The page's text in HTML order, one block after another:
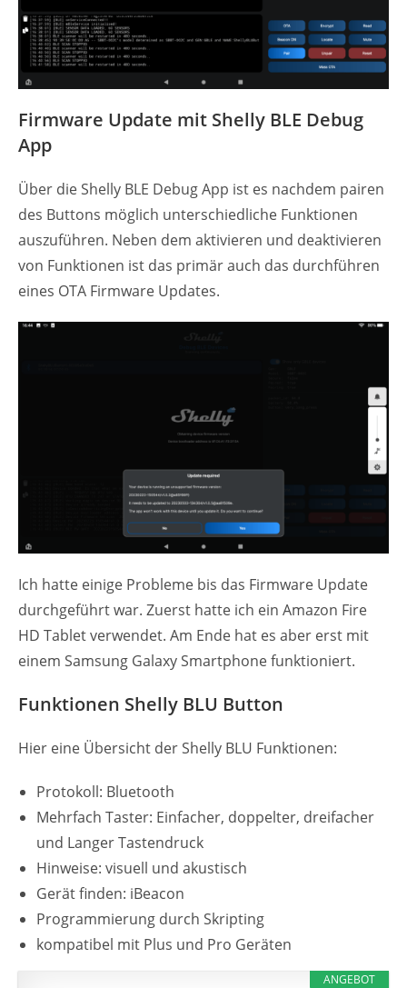
Firmware Update mit Shelly BLE Debug
App
Über die Shelly BLE Debug App ist es nachdem pairen
des Buttons möglich unterschiedliche Funktionen
auszuführen. Neben dem aktivieren und deaktivieren
von Funktionen ist das primär auch das durchführen
eines OTA Firmware Updates.
Ich hatte einige Probleme bis das Firmware Update
durchgeführt war. Zuerst hatte ich ein Amazon Fire
HD Tablet verwendet. Am Ende hat es aber erst mit
einem Samsung Galaxy Smartphone funktioniert.
Funktionen Shelly BLU Button
Hier eine Übersicht der Shelly BLU Funktionen:
Protokoll: Bluetooth
Mehrfach Taster: Einfacher, doppelter, dreifacher
und Langer Tastendruck
Hinweise: visuell und akustisch
Gerät finden: iBeacon
Programmierung durch Skripting
kompatibel mit Plus und Pro Geräten
ANGEBOT